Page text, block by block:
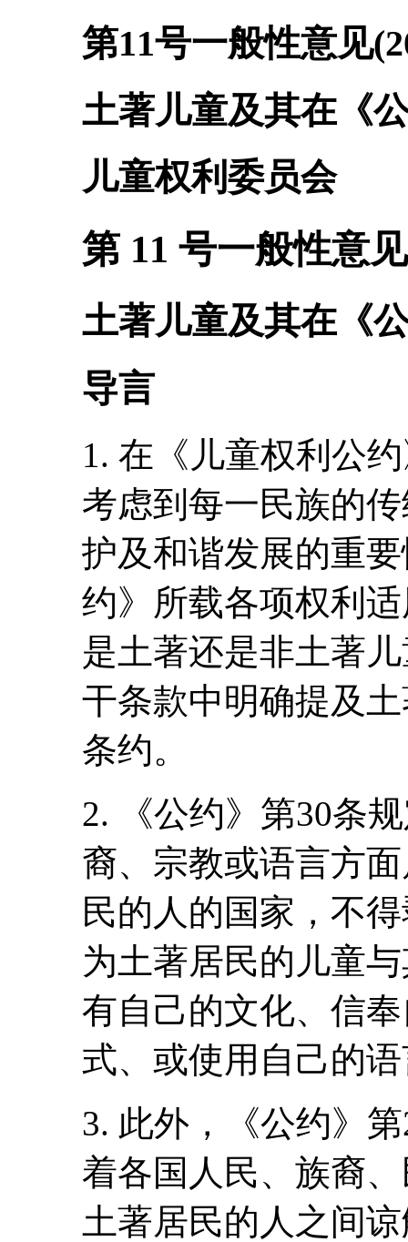
第11号一般性意见(
土著儿童及其在《
儿童权利委员会
第 11 号一般性意
土著儿童及其在《
导言
1. 在《儿童权利公
考虑到每一民族的
护及和谐发展的重
约》所载各项权利
是土著还是非土著
干条款中明确提及
条约。
2. 《公约》第30条
裔、宗教或语言方
民的人的国家，不
为土著居民的儿童
有自己的文化、信
式、或使用自己的
3. 此外，《公约》
着各国人民、族裔
土著居民的人之间